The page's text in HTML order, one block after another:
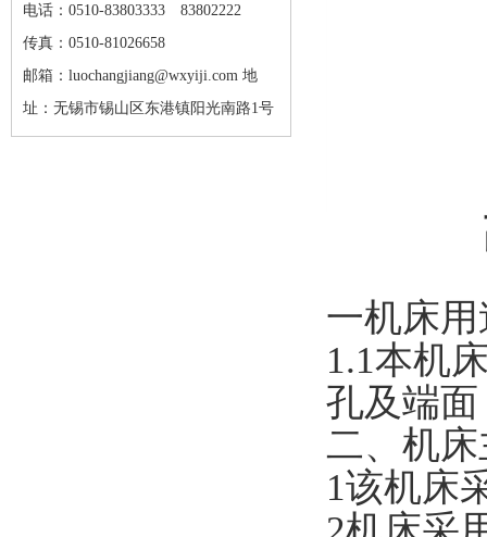
电话：0510-83803333 83802222
传真：0510-81026658
邮箱：luochangjiang@wxyiji.com 地
址：无锡市锡山区东港镇阳光南路1号
高精
一机床用
1.1本机
孔及端
二、 机
1该机床